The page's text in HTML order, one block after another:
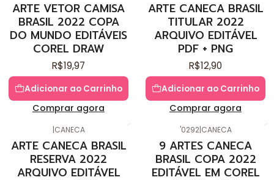
ARTE VETOR CAMISA
BRASIL 2022 COPA
DO MUNDO EDITÁVEIS
COREL DRAW
R$19,97
Adicionar ao Carrinho
Comprar agora
ARTE CANECA BRASIL
TITULAR 2022
ARQUIVO EDITÁVEL
PDF + PNG
R$12,90
Adicionar ao Carrinho
Comprar agora
|CANECA
ARTE CANECA BRASIL
RESERVA 2022
ARQUIVO EDITÁVEL
'0292|CANECA
9 ARTES CANECA
BRASIL COPA 2022
EDITÁVEL EM COREL